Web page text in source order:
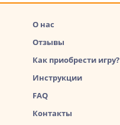
О нас
Отзывы
Как приобрести игру?
Инструкции
FAQ
Контакты